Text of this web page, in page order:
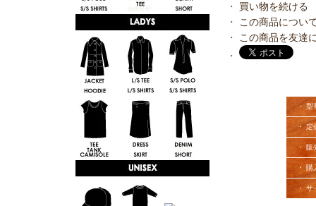
・ 買い物を続ける
・
この商品につい
・
この商品を友達
・
・ 型
・ 定
・ 販
・ 購
・ サ